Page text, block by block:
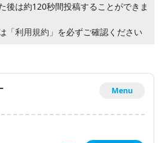
後は約120秒間投稿することができま
「利用規約」 を必ずご確認ください
Menu